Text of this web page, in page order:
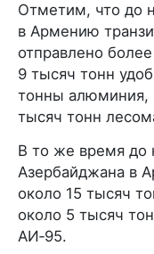
Отметим, что до
в Армению
отправлено
9 тысяч тонн
тонны алюминия,
тысяч тонн
В то же время до
Азербайджана в
около 15 тысяч
около 5 тысяч
АИ‑95.